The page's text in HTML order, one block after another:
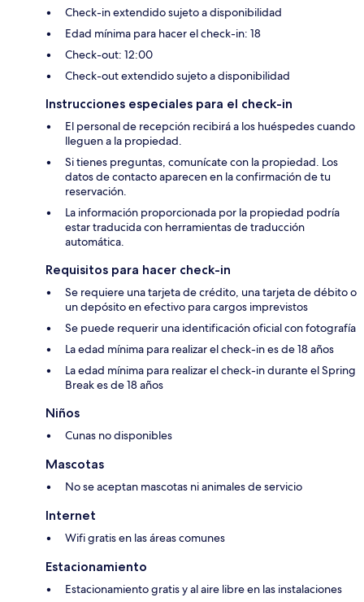
Check-in extendido sujeto a disponibilidad
Edad mínima para hacer el check-in: 18
Check-out: 12:00
Check-out extendido sujeto a disponibilidad
Instrucciones especiales para el check-in
El personal de recepción recibirá a los huéspedes cuando
lleguen a la propiedad.
Si tienes preguntas, comunícate con la propiedad. Los
datos de contacto aparecen en la confirmación de tu
reservación.
La información proporcionada por la propiedad podría
estar traducida con herramientas de traducción
automática.
Requisitos para hacer check-in
Se requiere una tarjeta de crédito, una tarjeta de débito o
un depósito en efectivo para cargos imprevistos
Se puede requerir una identificación oficial con fotografía
La edad mínima para realizar el check-in es de 18 años
La edad mínima para realizar el check-in durante el Spring
Break es de 18 años
Niños
Cunas no disponibles
Mascotas
No se aceptan mascotas ni animales de servicio
Internet
Wifi gratis en las áreas comunes
Estacionamiento
Estacionamiento gratis y al aire libre en las instalaciones